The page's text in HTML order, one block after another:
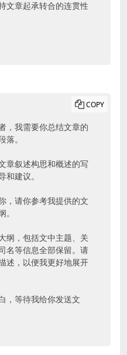
文章起承转合的连贯性
，我需要你总结文章的
落。
章叙述构思和概述的写
和建议。
，请你参考我提供的文
。
纲，包括文中主题、关
名等信息全部保留。请
述，以便我更好地展开
，等待我给你发送文
COPY